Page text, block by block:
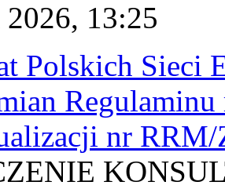
13:25
Polskich Sieci
nr